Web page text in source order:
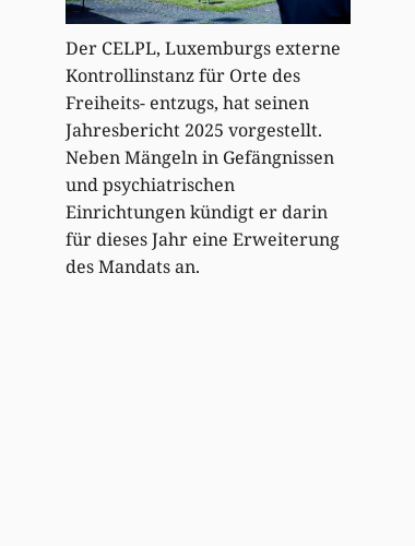
Der CELPL, Luxemburgs externe
Kontrollinstanz für Orte des
Freiheits- entzugs, hat seinen
Jahresbericht 2025 vorgestellt.
Neben Mängeln in Gefängnissen
und psychiatrischen
Einrichtungen kündigt er darin
für dieses Jahr eine Erweiterung
des Mandats an.